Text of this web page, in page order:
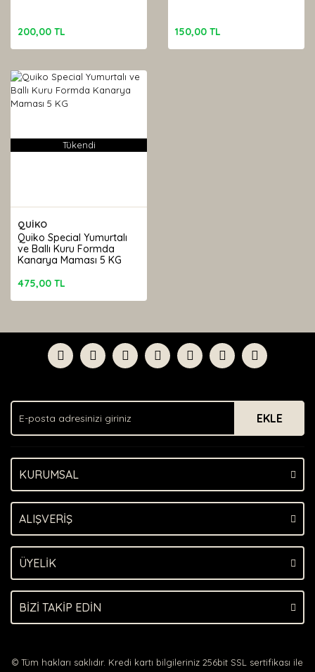
200,00 TL 150,00 TL
Tükendi
QUİKO
Quiko Special Yumurtalı
ve Ballı Kuru Formda
Kanarya Maması 5 KG
475,00 TL
EKLE
KURUMSAL
ALIŞVERİŞ
ÜYELİK
BİZİ TAKİP EDİN
© Tüm hakları saklıdır. Kredi kartı bilgileriniz 256bit SSL sertifikası ile